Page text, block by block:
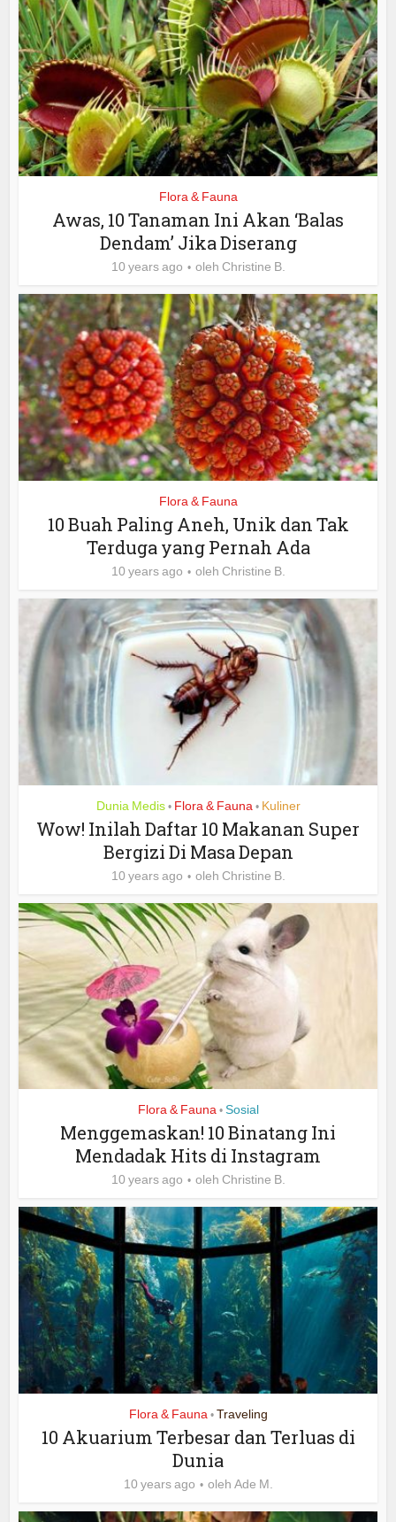
Flora & Fauna
Awas, 10 Tanaman Ini Akan ‘Balas
Dendam’ Jika Diserang
10 years ago oleh Christine B.
Flora & Fauna
10 Buah Paling Aneh, Unik dan Tak
Terduga yang Pernah Ada
10 years ago oleh Christine B.
Dunia Medis • Flora & Fauna • Kuliner
Wow! Inilah Daftar 10 Makanan Super
Bergizi Di Masa Depan
10 years ago oleh Christine B.
Flora & Fauna • Sosial
Menggemaskan! 10 Binatang Ini
Mendadak Hits di Instagram
10 years ago oleh Christine B.
Flora & Fauna • Traveling
10 Akuarium Terbesar dan Terluas di
Dunia
10 years ago oleh Ade M.